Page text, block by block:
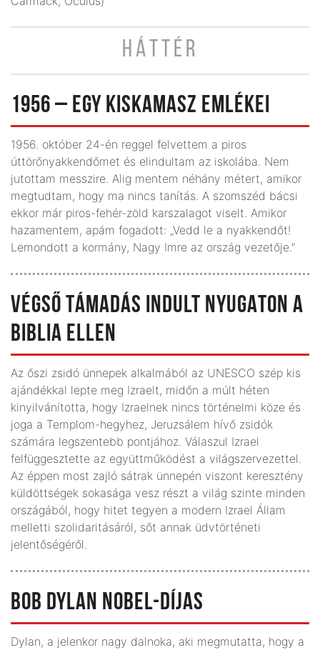
HÁTTÉR
1956 – EGY KISKAMASZ EMLÉKEI
1956. október 24-én reggel felvettem a piros
úttörőnyakkendőmet és elindultam az iskolába. Nem
jutottam messzire. Alig mentem néhány métert, amikor
megtudtam, hogy ma nincs tanítás. A szomszéd bácsi
ekkor már piros-fehér-zöld karszalagot viselt. Amikor
hazamentem, apám fogadott: „Vedd le a nyakkendőt!
Lemondott a kormány, Nagy Imre az ország vezetője.”
VÉGSŐ TÁMADÁS INDULT NYUGATON A
BIBLIA ELLEN
Az őszi zsidó ünnepek alkalmából az UNESCO szép kis
ajándékkal lepte meg Izraelt, midőn a múlt héten
kinyilvánította, hogy Izraelnek nincs történelmi köze és
joga a Templom-hegyhez, Jeruzsálem hívő zsidók
számára legszentebb pontjához. Válaszul Izrael
felfüggesztette az együttműködést a világszervezettel.
Az éppen most zajló sátrak ünnepén viszont keresztény
küldöttségek sokasága vesz részt a világ szinte minden
országából, hogy hitet tegyen a modern Izrael Állam
melletti szolidaritásáról, sőt annak üdvtörténeti
jelentőségéről.
BOB DYLAN NOBEL-DÍJAS
Dylan, a jelenkor nagy dalnoka, aki megmutatta, hogy a